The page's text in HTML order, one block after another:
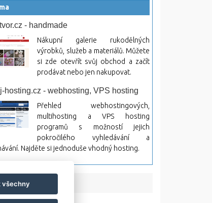
- handmade
Nákupní galerie rukodělných
výrobků, služeb a materiálů. Můžete
si zde otevřít svůj obchod a začít
prodávat nebo jen nakupovat.
hosting.cz - webhosting, VPS hosting
Přehled webhostingových,
multihosting a VPS hosting
programů s možností jejich
pokročilého vyhledávání a
Najděte si jednoduše vhodný hosting.
všechny